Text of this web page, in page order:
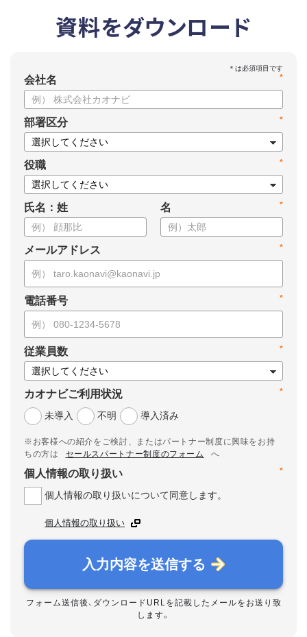
資料をダウンロード
*
会社名
*
部署区分
*
役職
氏名：姓 *
名
*
メールアドレス
*
電話番号
*
従業員数
*
カオナビご利用状況
未導入
不明 導入済み
※お客様への紹介をご検討、またはパートナー制度に興味をお持
ちの方は
セールスパートナー制度のフォーム
へ
*
個人情報の取り扱い
個人情報の取り扱いについて同意します。
個人情報の取り扱い
入力内容を送信する
フォーム送信後、ダウンロードURLを記載したメールをお送り致
します。